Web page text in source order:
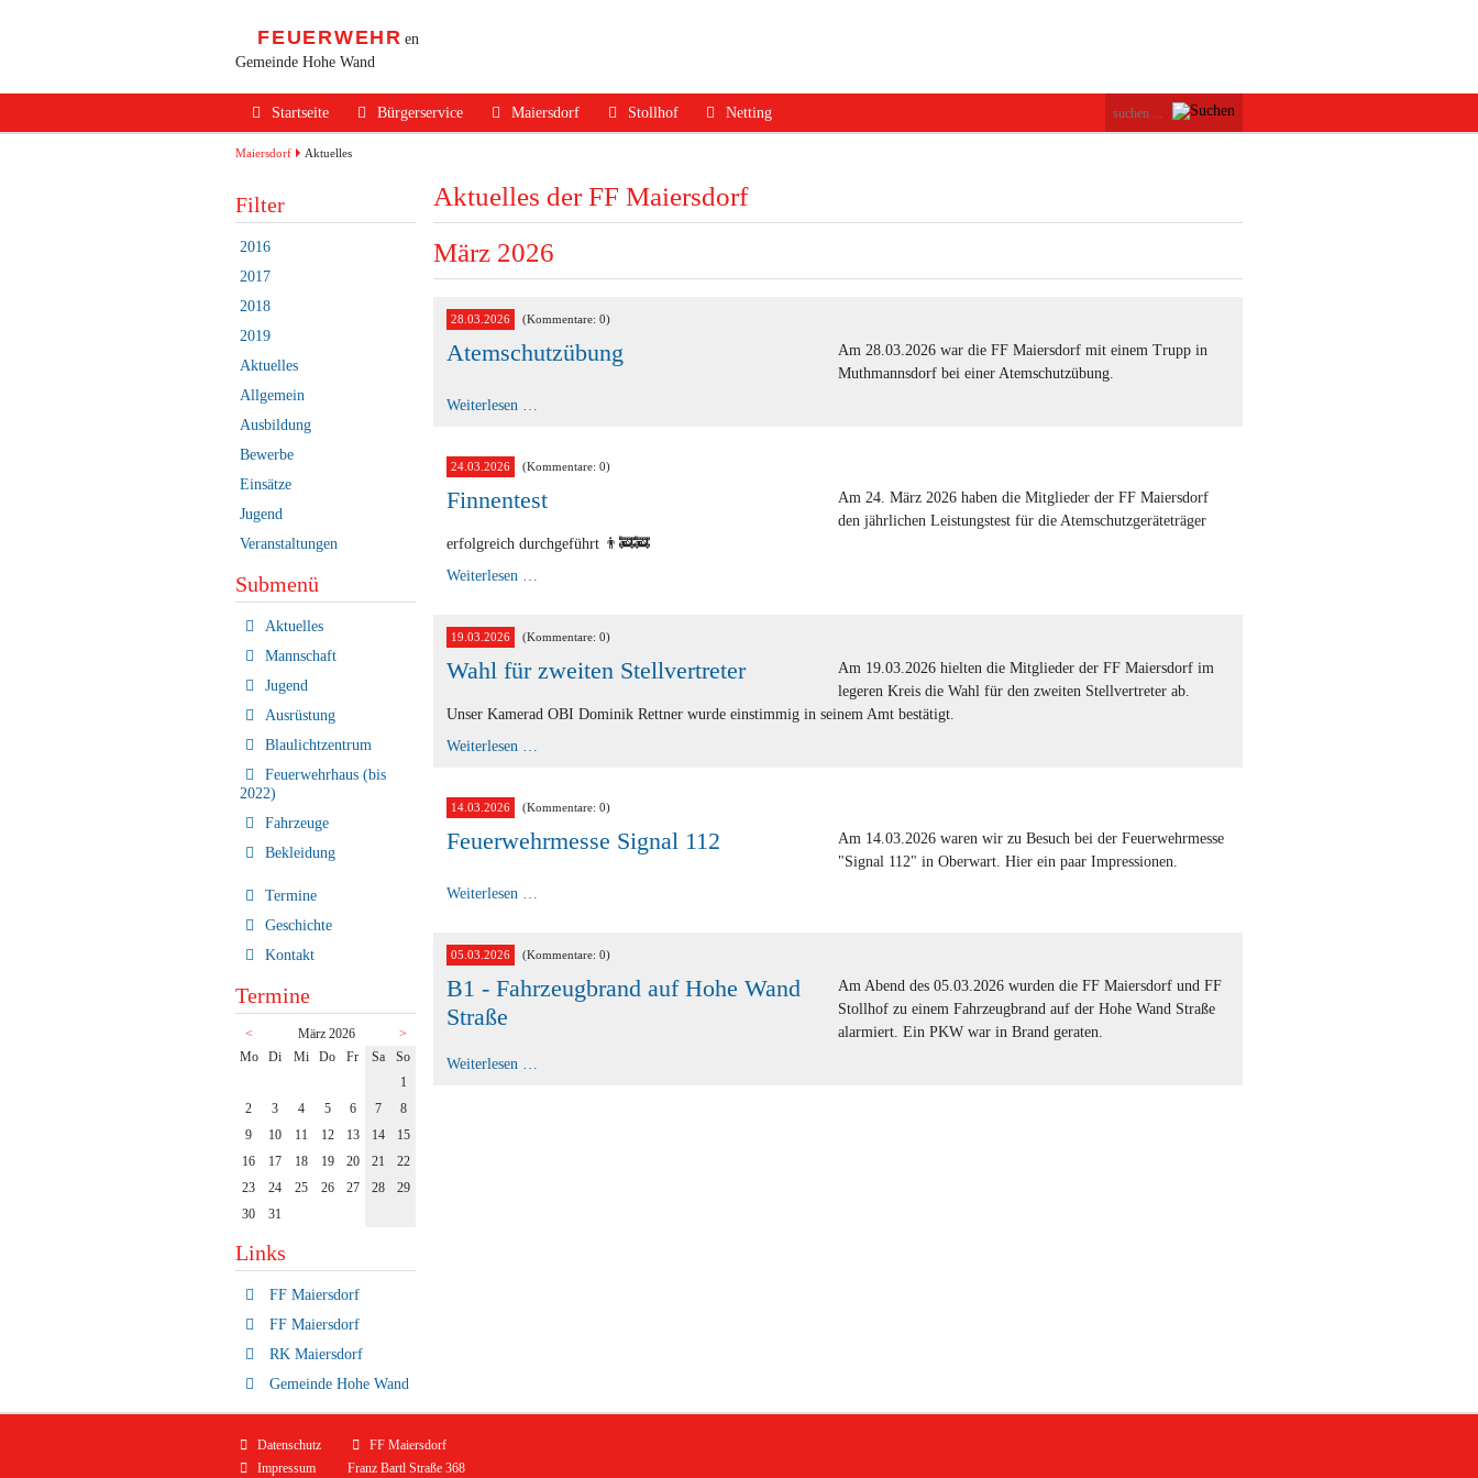
FEUERWEHR en
Gemeinde Hohe Wand
überspringen
Startseite Bürgerservice
Verhalten im Brandfall
Verkehrsunfälle
Maiersdorf
Mannschaft
Termine
Geschichte
Stollhof
Mannschaft
Netting
Mannschaft
Maiersdorf Aktuelles
Aktuelles der FF Maiersdorf
März 2026
28.03.2026 (Kommentare: 0)
Atemschutzübung
Am 28.03.2026 war die FF Maiersdorf mit einem Trupp in
Muthmannsdorf bei einer Atemschutzübung.
Weiterlesen …
24.03.2026 (Kommentare: 0)
Finnentest
Am 24. März 2026 haben die Mitglieder der FF Maiersdorf
den jährlichen Leistungstest für die Atemschutzgeräteträger
erfolgreich durchgeführt 👨‍🚒🚒
Weiterlesen …
19.03.2026 (Kommentare: 0)
Wahl für zweiten Stellvertreter
Am 19.03.2026 hielten die Mitglieder der FF Maiersdorf im
legeren Kreis die Wahl für den zweiten Stellvertreter ab.
Unser Kamerad OBI Dominik Rettner wurde einstimmig in seinem Amt bestätigt.
Weiterlesen …
14.03.2026 (Kommentare: 0)
Feuerwehrmesse Signal 112
Am 14.03.2026 waren wir zu Besuch bei der Feuerwehrmesse
"Signal 112" in Oberwart. Hier ein paar Impressionen.
Weiterlesen …
05.03.2026 (Kommentare: 0)
B1 - Fahrzeugbrand auf Hohe Wand
Straße
Am Abend des 05.03.2026 wurden die FF Maiersdorf und FF
Stollhof zu einem Fahrzeugbrand auf der Hohe Wand Straße
alarmiert. Ein PKW war in Brand geraten.
Weiterlesen …
Filter
2016
2017
2018
2019
Aktuelles
Allgemein
Ausbildung
Bewerbe
Einsätze
Jugend
Veranstaltungen
Submenü
Navigation
Aktuelles
Mannschaft
Jugend
Ausrüstung
Blaulichtzentrum
Feuerwehrhaus (bis
2022)
Fahrzeuge
Bekleidung
Termine
Geschichte
Kontakt
Termine
< März 2026
>
Montag
Dienstag
Mittwoch
Donnerstag
Freitag
Samstag
Sonntag
1
2
3 4 5 6 7
8
9
10 11 12 13 14
15
16
17 18 19 20 21
22
23
24 25 26 27 28
29
30
31
Links
FF Maiersdorf
FF Maiersdorf
RK Maiersdorf
Gemeinde Hohe Wand
Navigation
überspringen
Datenschutz
Impressum
FF Maiersdorf
Franz Bartl Straße 368